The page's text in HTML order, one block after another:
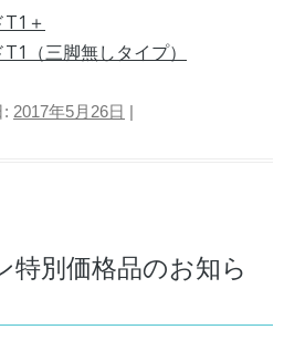
T1＋
（三脚無しタイプ）
: 2017年5月26日
特別価格品のお知ら